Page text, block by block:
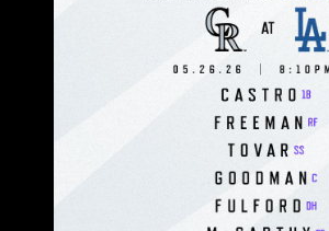
ＨＲ 5. Braxton